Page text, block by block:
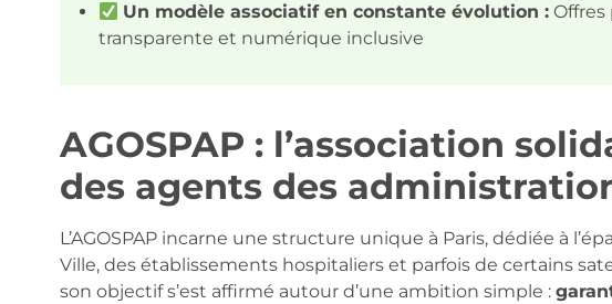
Un modèle associatif en constante évolution :Offres
transparente et numérique inclusive
AGOSPAP : l’association
des agents des
L’AGOSPAP incarne une structure unique à Paris, dédiée à
Ville, des établissements hospitaliers et parfois de certains
son objectif s’est affirmé autour d’une ambition simple :